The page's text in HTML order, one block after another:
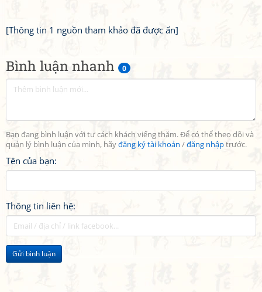
Bình luận nhanh 0
Bạn đang bình luận với tư cách khách viếng thăm. Để có thể theo dõi và
quản lý bình luận của mình, hãyđăng ký tài khoản /đăng nhậptrước.
Tên của bạn:
Thông tin liên hệ:
Gửi bình luận
[Thông tin 1 nguồn tham khảo đã được ẩn]